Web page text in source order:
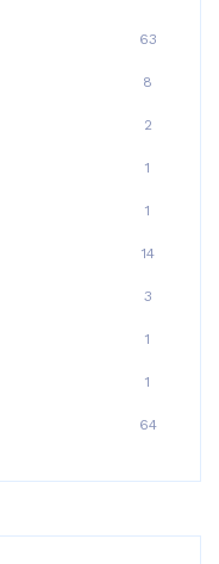
63
8
2
1
1
14
3
1
1
64